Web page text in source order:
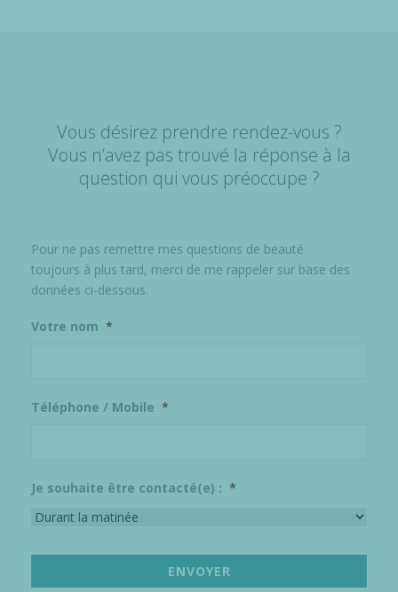
Vous désirez prendre rendez-vous ?
Vous n’avez pas trouvé la réponse à la
question qui vous préoccupe ?
Pour ne pas remettre mes questions de beauté
toujours à plus tard, merci de me rappeler sur base des
données ci-dessous.
Votre nom *
Téléphone / Mobile *
Je souhaite être contacté(e) : *